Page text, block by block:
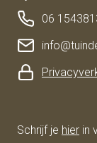
06
Schrijf je hier in